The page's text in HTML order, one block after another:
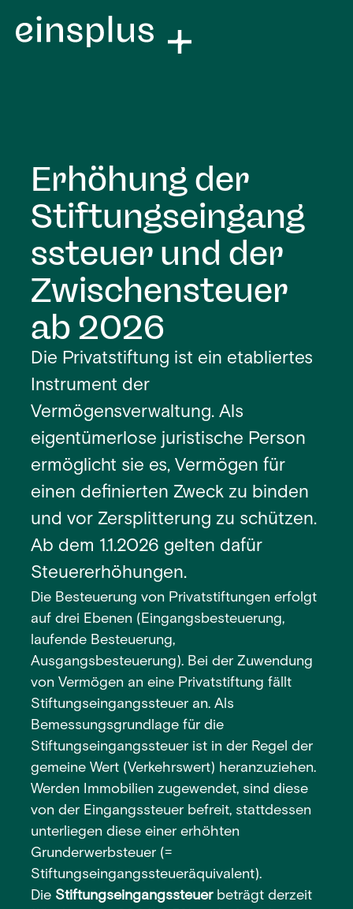
Erhöhung der
Stiftungseingang
ssteuer und der
Zwischensteuer
ab 2026
Die Privatstiftung ist ein etabliertes
Instrument der
Vermögensverwaltung. Als
eigentümerlose juristische Person
ermöglicht sie es, Vermögen für
einen definierten Zweck zu binden
und vor Zersplitterung zu schützen.
Ab dem 1.1.2026 gelten dafür
Steuererhöhungen.
Die Besteuerung von Privatstiftungen erfolgt
auf drei Ebenen (Eingangsbesteuerung,
laufende Besteuerung,
Ausgangsbesteuerung). Bei der Zuwendung
von Vermögen an eine Privatstiftung fällt
Stiftungseingangssteuer an. Als
Bemessungsgrundlage für die
Stiftungseingangssteuer ist in der Regel der
gemeine Wert (Verkehrswert) heranzuziehen.
Werden Immobilien zugewendet, sind diese
von der Eingangssteuer befreit, stattdessen
unterliegen diese einer erhöhten
Grunderwerbsteuer (=
Stiftungseingangssteueräquivalent).
Die Stiftungseingangssteuerbeträgt derzeit